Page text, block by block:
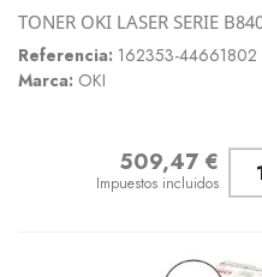
TONER OKI LASER SERIE
Referencia: 162353-44661802
Marca: OKI
Precio
509,47 €
Impuestos incluidos